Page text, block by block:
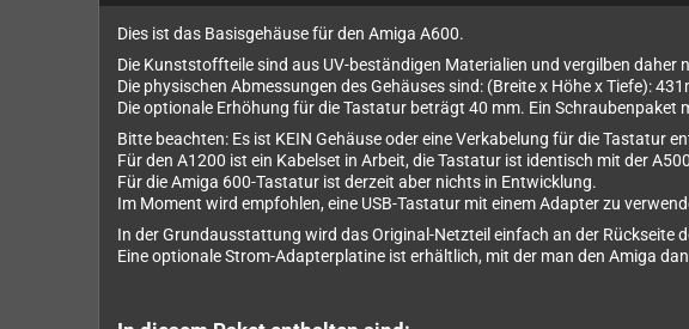
Dies ist das Basisgehäuse für den Amiga A600.
Die Kunststoffteile sind aus UV-beständigen Materialien und vergilben daher
Die physischen Abmessungen des Gehäuses sind: (Breite x Höhe x Tiefe):
Die optionale Erhöhung für die Tastatur beträgt 40 mm. Ein
Bitte beachten: Es ist KEIN Gehäuse oder eine Verkabelung für die Tastatur
Für den A1200 ist ein Kabelset in Arbeit, die Tastatur ist identisch mit der
Für die Amiga 600-Tastatur ist derzeit aber nichts in Entwicklung.
Im Moment wird empfohlen, eine USB-Tastatur mit einem Adapter zu
In der Grundausstattung wird das Original-Netzteil einfach an der Rückseite
Eine optionale Strom-Adapterplatine ist erhältlich, mit der man den Amiga